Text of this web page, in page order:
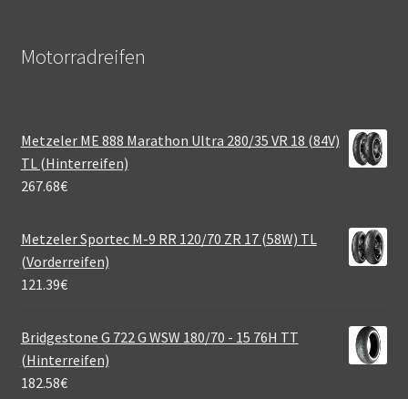
Motorradreifen
Metzeler ME 888 Marathon Ultra 280/35 VR 18 (84V)
TL (Hinterreifen)
267.68€
Metzeler Sportec M-9 RR 120/70 ZR 17 (58W) TL
(Vorderreifen)
121.39€
Bridgestone G 722 G WSW 180/70 - 15 76H TT
(Hinterreifen)
182.58€